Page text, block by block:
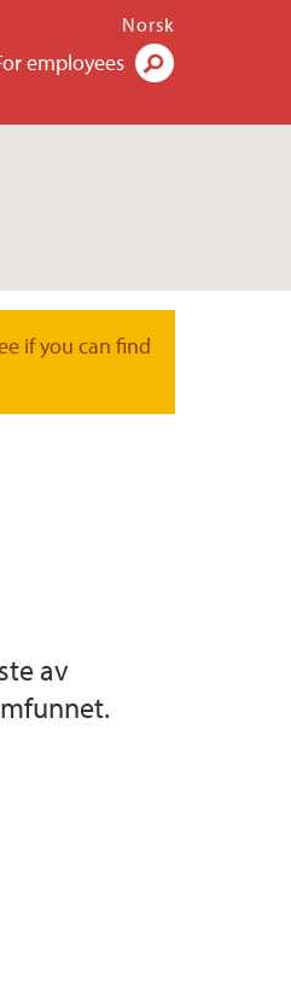
employees
Norsk
if you can find
av